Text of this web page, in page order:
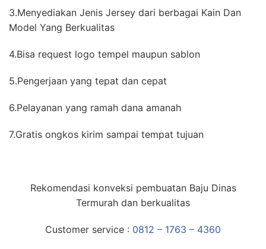
3.Menyediakan Jenis Jersey dari berbagai Kain Dan
Model Yang Berkualitas
4.Bisa request logo tempel maupun sablon
5.Pengerjaan yang tepat dan cepat
6.Pelayanan yang ramah dana amanah
7.Gratis ongkos kirim sampai tempat tujuan
Rekomendasi konveksi pembuatan Baju Dinas
Termurah dan berkualitas
Customer service : 0812 – 1763 – 4360